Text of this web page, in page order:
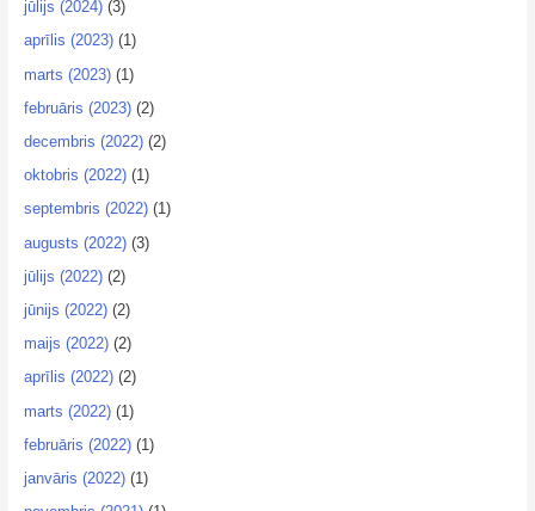
jūlijs (2024)(3)
aprīlis (2023)(1)
marts (2023)(1)
februāris (2023)(2)
decembris (2022)(2)
oktobris (2022)(1)
septembris (2022)(1)
augusts (2022)(3)
jūlijs (2022)(2)
jūnijs (2022)(2)
maijs (2022)(2)
aprīlis (2022)(2)
marts (2022)(1)
februāris (2022)(1)
janvāris (2022)(1)